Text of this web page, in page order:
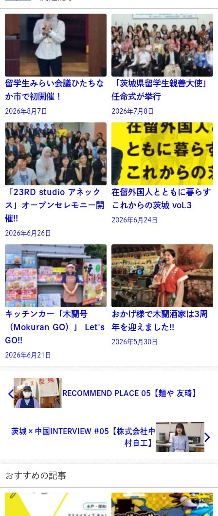
留学生みらい会議ひたちな
か市で初開催！
2026年8月7日
「茨城県留学生親善大使」
任命式が挙行
2026年7月8日
「23RD studio アネック
ス」オープンセレモニー開
催!!
2026年6月26日
在留外国人とともに暮らす
これからの茨城 vol.3
2026年6月24日
キッチンカー「木蘭号
（Mokuran GO）」 Let's
GO!!
2026年6月21日
おかげ様で木蘭酒家は3周
年を迎えました!!
2026年5月30日
RECOMMEND PLACE 05【麺や 友琦】
茨城×中国INTERVIEW #05【株式会社中
村自工】
おすすめの記事